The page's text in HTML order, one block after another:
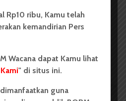
Gelap
USU, wacana.org –...
baca
Rp10 ribu, Kamu telah
kemandirian Pers
Wacana dapat Kamu lihat
" di situs ini.
guna